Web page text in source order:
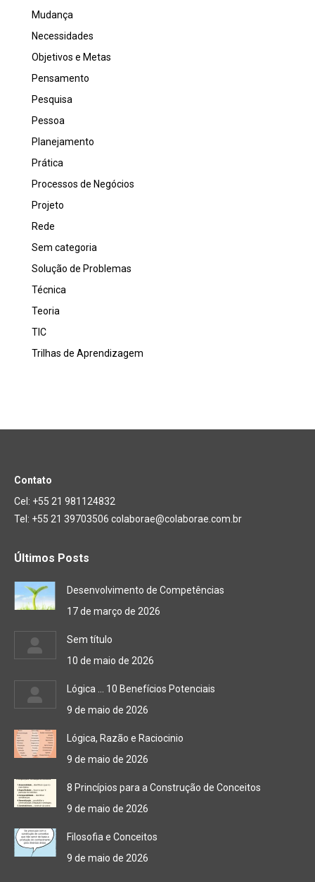
Mudança
Necessidades
Objetivos e Metas
Pensamento
Pesquisa
Pessoa
Planejamento
Prática
Processos de Negócios
Projeto
Rede
Sem categoria
Solução de Problemas
Técnica
Teoria
TIC
Trilhas de Aprendizagem
Contato
Cel: +55 21 981124832
Tel: +55 21 39703506 colaborae@colaborae.com.br
Últimos Posts
Desenvolvimento de Competências
17 de março de 2026
Sem título
10 de maio de 2026
Lógica … 10 Benefícios Potenciais
9 de maio de 2026
Lógica, Razão e Raciocinio
9 de maio de 2026
8 Princípios para a Construção de Conceitos
9 de maio de 2026
Filosofia e Conceitos
9 de maio de 2026